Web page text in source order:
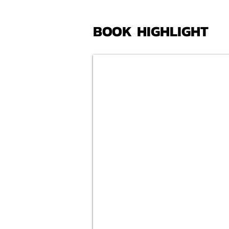
BOOK HIGHLIGHT